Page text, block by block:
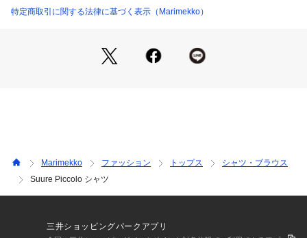
特定商取引に関する法律に基づく表示（Marimekko）
Marimekko ファッション トップス
シャツ・ブラウス
Suure Piccolo シャツ
三井ショッピングパークアプリ